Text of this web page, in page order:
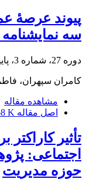
پیوند عرصۀ
سه
دوره 27، شماره 3، پاییز 1401، صفحه
کامران سپهران،
مشاهده مقاله
اصل مقاله K
تأثیر
اجتماعی:
حوزه مدیریت